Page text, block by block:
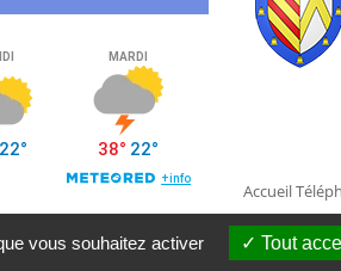
Accueil
Citopia-Solution de site internet pour
vous souhaitez activer Tout